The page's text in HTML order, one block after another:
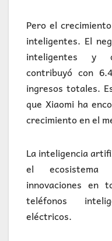
Pero el
inteligentes. El
inteligentes y
contribuyó con
ingresos totales.
que Xiaomi ha
crecimiento en el
La inteligencia
el ecosistema
innovaciones en
teléfonos
eléctricos.